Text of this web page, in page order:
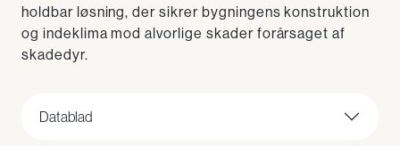
holdbar løsning, der sikrer bygningens konstruktion
og indeklima mod alvorlige skader forårsaget af
skadedyr.
Datablad